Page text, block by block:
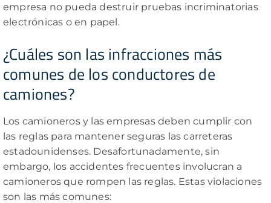
empresa no pueda destruir pruebas incriminatorias
electrónicas o en papel.
¿Cuáles son las infracciones más
comunes de los conductores de
camiones?
Los camioneros y las empresas deben cumplir con
las reglas para mantener seguras las carreteras
estadounidenses. Desafortunadamente, sin
embargo, los accidentes frecuentes involucran a
camioneros que rompen las reglas. Estas violaciones
son las más comunes: